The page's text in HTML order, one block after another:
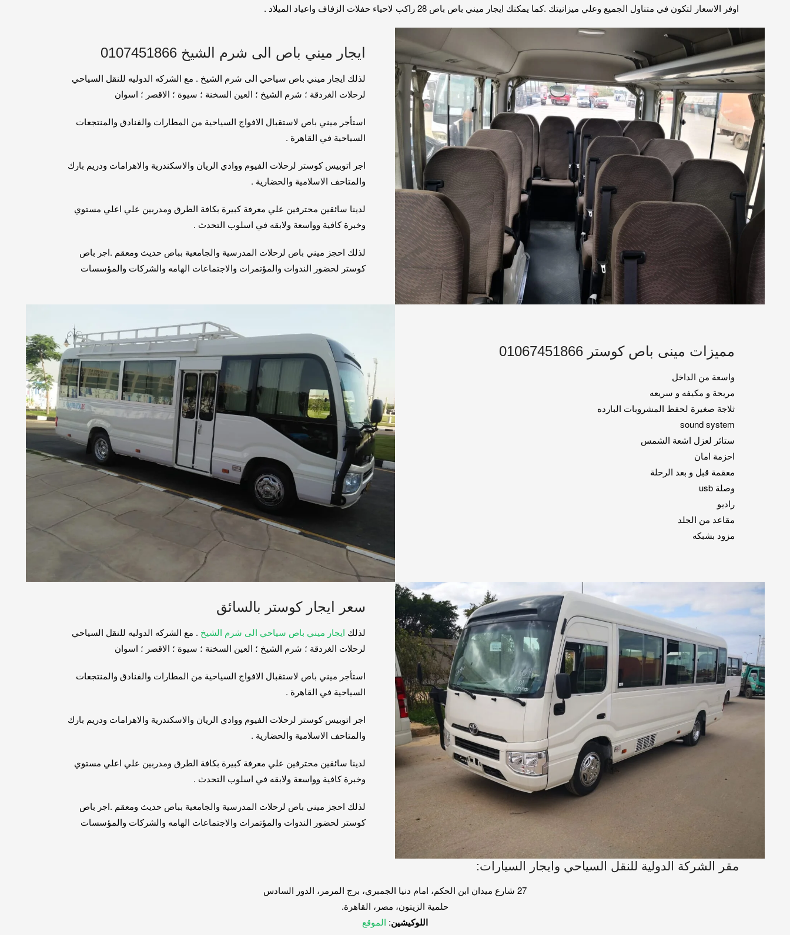
اوفر الاسعار لتكون في متناول الجميع وعلي ميزانيتك .كما يمكنك ايجار ميني باص باص 28 راكب لاحياء حفلات الزفاف واعياد الميلاد .
ايجار ميني باص الى شرم الشيخ 0107451866
لذلك ايجار ميني باص سياحي الى شرم الشيخ . مع الشركه الدوليه للنقل السياحي
لرحلات الغردقة ؛ شرم الشيخ ؛ العين السخنة ؛ سيوة ؛ الاقصر ؛ اسوان
استأجر ميني باص لاستقبال الافواج السياحية من المطارات والفنادق والمنتجعات
السياحية في القاهرة .
اجر اتوبيس كوستر لرحلات الفيوم ووادي الريان والاسكندرية والاهرامات ودريم بارك
والمتاحف الاسلامية والحضارية .
لدينا سائقين محترفين علي معرفة كبيرة بكافة الطرق ومدربين علي اعلي مستوي
وخبرة كافية وواسعة ولابقه في اسلوب التحدث .
لذلك احجز ميني باص لرحلات المدرسية والجامعية بباص حديث ومعقم .اجر باص
كوستر لحضور الندوات والمؤتمرات والاجتماعات الهامه والشركات والمؤسسات
مميزات مينى باص كوستر 01067451866
واسعة من الداخل
مريحة و مكيفه و سريعه
ثلاجة صغيرة لحفظ المشروبات البارده
sound system
ستائر لعزل اشعة الشمس
احزمة امان
معقمة قبل و بعد الرحلة
وصلة usb
راديو
مقاعد من الجلد
مزود بشبكه
سعر ايجار كوستر بالسائق
لذلك ايجار ميني باص سياحي الى شرم الشيخ . مع الشركه الدوليه للنقل السياحي
لرحلات الغردقة ؛ شرم الشيخ ؛ العين السخنة ؛ سيوة ؛ الاقصر ؛ اسوان
استأجر ميني باص لاستقبال الافواج السياحية من المطارات والفنادق والمنتجعات
السياحية في القاهرة .
اجر اتوبيس كوستر لرحلات الفيوم ووادي الريان والاسكندرية والاهرامات ودريم بارك
والمتاحف الاسلامية والحضارية .
لدينا سائقين محترفين علي معرفة كبيرة بكافة الطرق ومدربين علي اعلي مستوي
وخبرة كافية وواسعة ولابقه في اسلوب التحدث .
لذلك احجز ميني باص لرحلات المدرسية والجامعية بباص حديث ومعقم .اجر باص
كوستر لحضور الندوات والمؤتمرات والاجتماعات الهامه والشركات والمؤسسات
مقر الشركة الدولية للنقل السياحي وايجار السيارات:
27 شارع ميدان ابن الحكم، امام دنيا الجمبري، برج المرمر، الدور السادس
حلمية الزيتون، مصر، القاهرة.
اللوكيشين: الموقع